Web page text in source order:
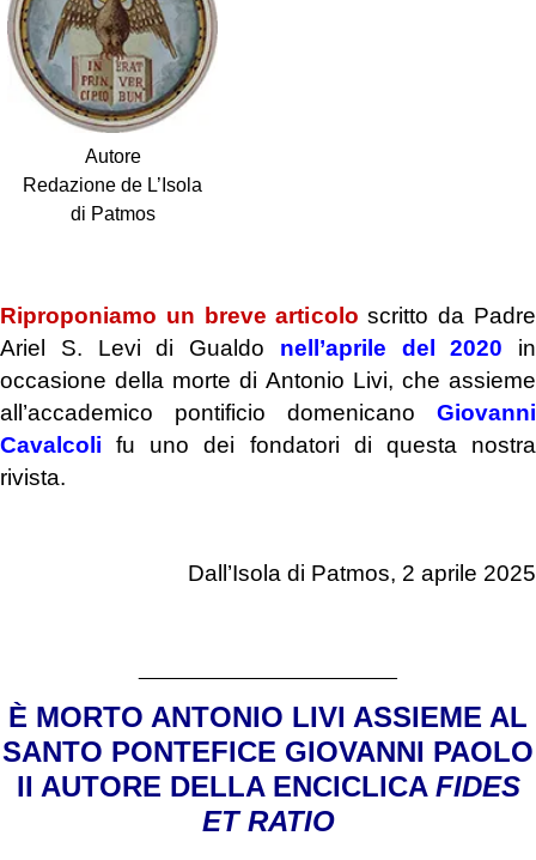
Autore
Redazione de L’Isola
di Patmos
Riproponiamo un breve articolo scritto da Padre
Ariel S. Levi di Gualdo nell’aprile del 2020 in
occasione della morte di Antonio Livi, che assieme
all’accademico pontificio domenicano Giovanni
Cavalcoli fu uno dei fondatori di questa nostra
rivista.
Dall’Isola di Patmos, 2 aprile 2025
È MORTO ANTONIO LIVI ASSIEME AL
SANTO PONTEFICE GIOVANNI PAOLO
II AUTORE DELLA ENCICLICA FIDES
ET RATIO